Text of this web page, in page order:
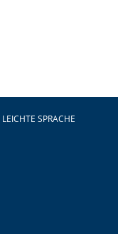
LEICHTE SPRACHE